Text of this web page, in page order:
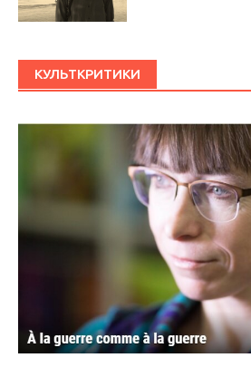
КУЛЬТКРИТИКИ